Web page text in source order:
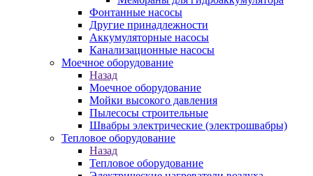
Фонтанные насосы
Другие принадлежности
Аккумуляторные насосы
Канализационные насосы
Моечное оборудование
Назад
Моечное оборудование
Мойки высокого давления
Пылесосы строительные
Швабры электрические (электрошвабры)
Тепловое оборудование
Назад
Тепловое оборудование